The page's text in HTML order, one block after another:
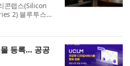
콘랩스(Silicon
2) 블루투스
표했다. BG2B는
몰 등록… 공공